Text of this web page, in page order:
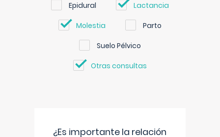
Epidural Lactancia
Molestia Parto
Suelo Pélvico
Otras consultas
¿Es importante la relación